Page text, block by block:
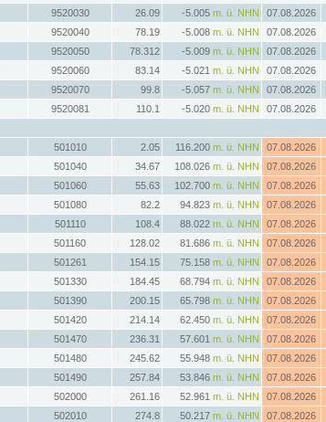
9520030 26.09 -5.005 m. ü. NHN 07.08.2026
9520040 78.19 -5.008 m. ü. NHN 07.08.2026
9520050 78.312 -5.009 m. ü. NHN 07.08.2026
9520060 83.14 -5.021 m. ü. NHN 07.08.2026
9520070 99.8 -5.057 m. ü. NHN 07.08.2026
9520081 110.1 -5.020 m. ü. NHN 07.08.2026
501010 2.05 116.200 m. ü. NHN 07.08.2026
501040 34.67 108.026 m. ü. NHN 07.08.2026
501060 55.63 102.700 m. ü. NHN 07.08.2026
501080 82.2 94.823 m. ü. NHN 07.08.2026
501110 108.4 88.022 m. ü. NHN 07.08.2026
501160 128.02 81.686 m. ü. NHN 07.08.2026
501261 154.15 75.158 m. ü. NHN 07.08.2026
501330 184.45 68.794 m. ü. NHN 07.08.2026
501390 200.15 65.798 m. ü. NHN 07.08.2026
501420 214.14 62.450 m. ü. NHN 07.08.2026
501470 236.31 57.601 m. ü. NHN 07.08.2026
501480 245.62 55.948 m. ü. NHN 07.08.2026
501490 257.84 53.846 m. ü. NHN 07.08.2026
502000 261.16 52.961 m. ü. NHN 07.08.2026
502010 274.8 50.217 m. ü. NHN 07.08.2026